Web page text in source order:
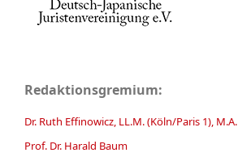
Redaktionsgremium:
Dr. Ruth Effinowicz, LL.M. (Köln/Paris 1), M.A.
Prof. Dr. Harald Baum